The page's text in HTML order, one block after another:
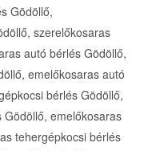
Gödöllő,
szerelőkosaras
autó bérlés Gödöllő,
emelőkosaras autó
bérlés Gödöllő,
emelőkosaras
tehergépkocsi bérlés